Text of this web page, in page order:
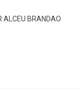
ALCEU BRANDAO